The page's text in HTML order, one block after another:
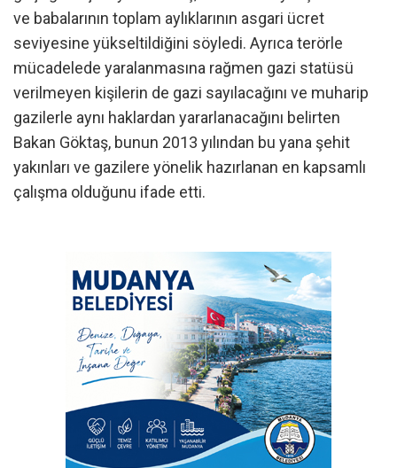
ve babalarının toplam aylıklarının asgari ücret
seviyesine yükseltildiğini söyledi. Ayrıca terörle
mücadelede yaralanmasına rağmen gazi statüsü
verilmeyen kişilerin de gazi sayılacağını ve muharip
gazilerle aynı haklardan yararlanacağını belirten
Bakan Göktaş, bunun 2013 yılından bu yana şehit
yakınları ve gazilere yönelik hazırlanan en kapsamlı
çalışma olduğunu ifade etti.